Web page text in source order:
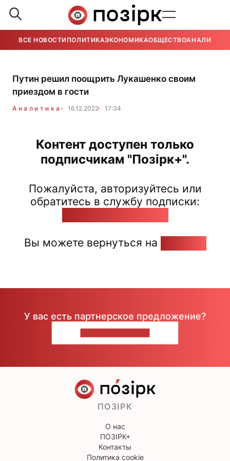
ВСЕ НОВОСТИ ПОЛИТИКАЭКОНОМИКАОБЩЕСТВОАНАЛИТИКА
Путин решил поощрить Лукашенко своим
приездом в гости
Аналитика 16.12.2022 17:34
Контент доступен только
подписчикам "Позірк+".
Пожалуйста, авторизуйтесь или
обратитесь в службу подписки:
Вы можете вернуться на
У вас есть партнерское предложение?
ПОЗІРК
О нас
ПОЗІРК+
Контакты
Политика cookie